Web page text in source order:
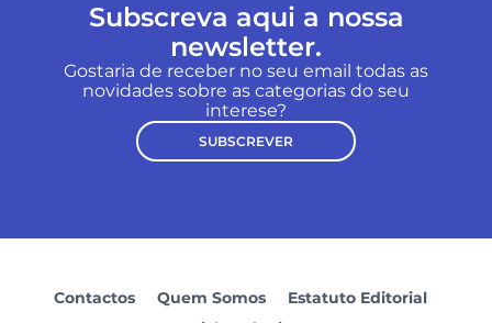
Subscreva aqui a nossa
newsletter.
Gostaria de receber no seu email todas as
novidades sobre as categorias do seu
interese?
SUBSCREVER
Contactos Quem Somos
Estatuto Editorial